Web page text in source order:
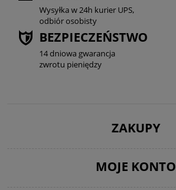
Wysyłka w 24h kurier UPS,
odbiór osobisty
BEZPIECZEŃSTWO
14 dniowa gwarancja
zwrotu pieniędzy
ZAKUPY
MOJE KONTO